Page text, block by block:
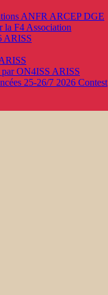
ANFR ARCEP DGE
la F4 Association
ARISS
ON4ISS ARISS
25-26/7 2026 Contest